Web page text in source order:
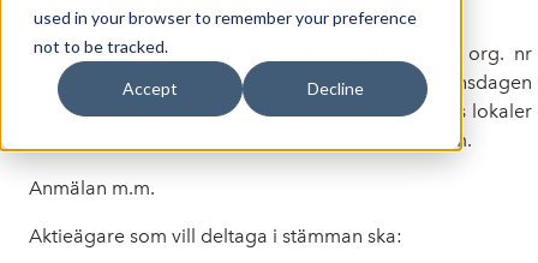
used in your browser to remember your preference
not to be tracked.
Accept Decline
Aktieägarna i Aquaticus Real Estate AB (publ), org. nr
559280–0782, kallas härmed till årsstämma onsdagen
den 23 april 2025 klockan 13:00 i Arctic Securities lokaler
på Regeringsgatan 38 våning 7, 111 56 Stockholm.
Anmälan m.m.
Aktieägare som vill deltaga i stämman ska: